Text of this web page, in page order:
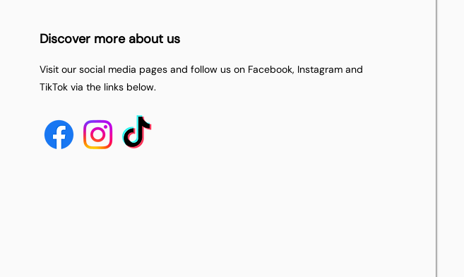
Discover more about us
Visit our social media pages and follow us on Facebook, Instagram and
TikTok via the links below.